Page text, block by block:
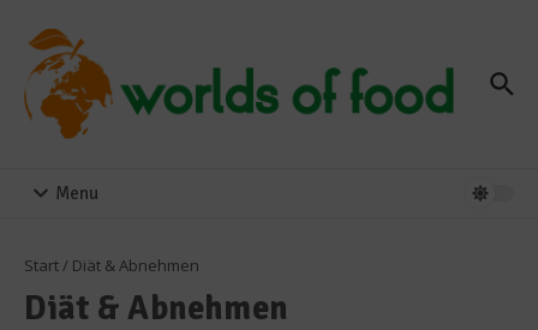
Menu
Start/ Diät & Abnehmen
Diät & Abnehmen